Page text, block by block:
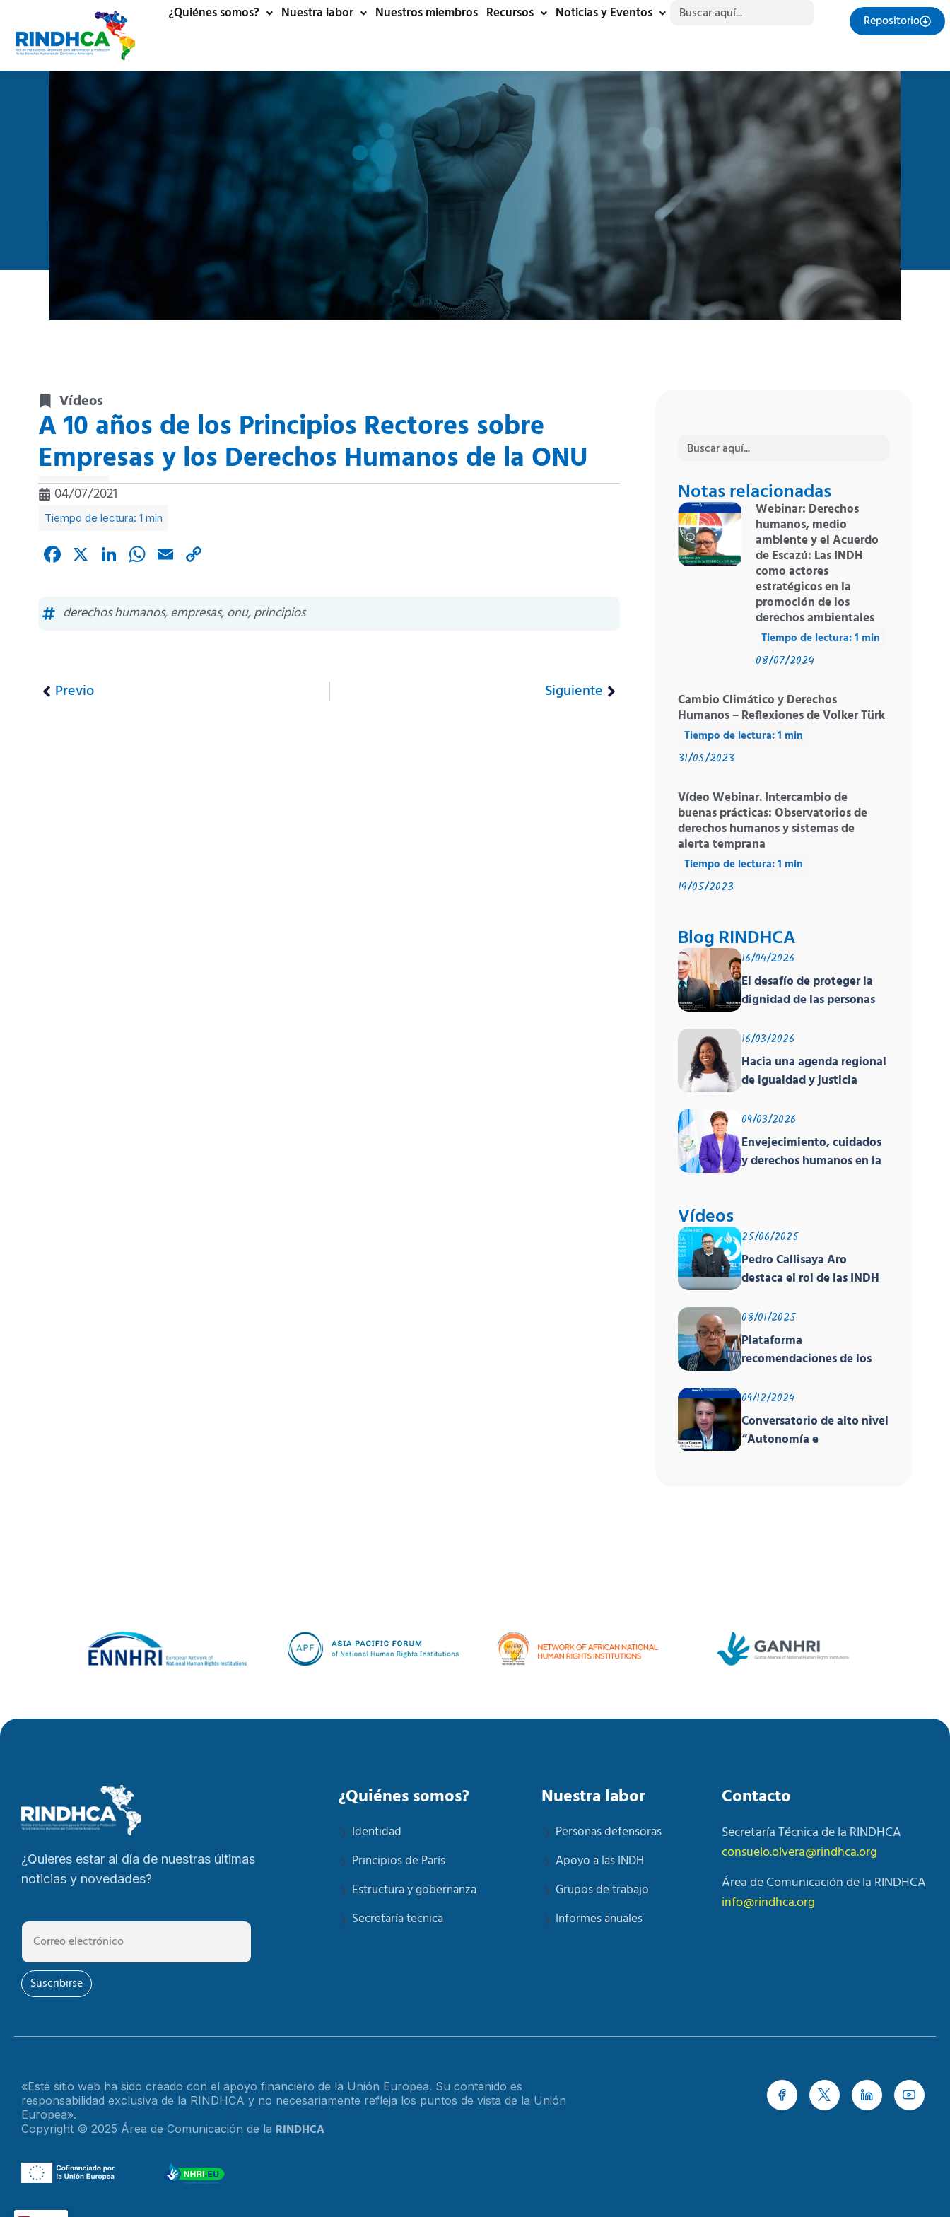
¿Quiénes somos? Nuestra labor Nuestros miembros Recursos Noticias y Eventos Buscar:
Repositorio
Vídeos
A 10 años de los Principios Rectores sobre
Empresas y los Derechos Humanos de la ONU
04/07/2021
Facebook
X LinkedIn
WhatsApp
Email
derechos humanos,empresas,onu,principios
Previo Siguiente
Buscar:
Notas relacionadas
Webinar: Derechos
humanos, medio
ambiente y el Acuerdo
de Escazú: Las INDH
como actores
estratégicos en la
promoción de los
derechos ambientales
08/07/2024
Cambio Climático y Derechos
Humanos – Reflexiones de Volker Türk
31/05/2023
Vídeo Webinar. Intercambio de
buenas prácticas: Observatorios de
derechos humanos y sistemas de
alerta temprana
19/05/2023
Blog RINDHCA
16/04/2026
El desafío de proteger la
dignidad de las personas
un contexto
deshumanizante y cruel
16/03/2026
Hacia una agenda regional
de igualdad y justicia
09/03/2026
Envejecimiento, cuidados
y derechos humanos en la
Vídeos
25/06/2025
Pedro Callisaya Aro
destaca el rol de las INDH
global sobre derechos
humanos organizado por
PNUD, la OACNUDH y la
08/01/2025
Plataforma
recomendaciones de los
el EPU
09/12/2024
Conversatorio de alto nivel
“Autonomía e
¿Quieres estar al día de nuestras últimas
noticias y novedades?
Suscribirse
¿Quiénes somos?
Identidad
Principios de París
Estructura y gobernanza
Secretaría tecnica
Nuestra labor
Personas defensoras
Apoyo a las INDH
Grupos de trabajo
Informes anuales
Contacto
Secretaría Técnica de la RINDHCA
consuelo.olvera@rindhca.org
Área de Comunicación de la RINDHCA
info@rindhca.org
«Este sitio web ha sido creado con el apoyo financiero de la Unión Europea. Su contenido es
responsabilidad exclusiva de la RINDHCA y no necesariamente refleja los puntos de vista de la Unión
Europea».
Copyright © 2025 Área de Comunicación de la RINDHCA